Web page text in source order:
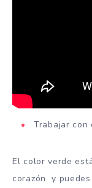
Trabajar con
El color verde
corazón y